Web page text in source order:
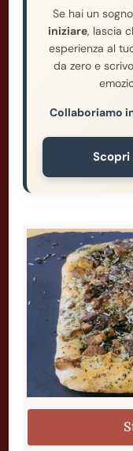
Se hai un
iniziare, lascia
esperienza al
da zero e
Collaboriamo